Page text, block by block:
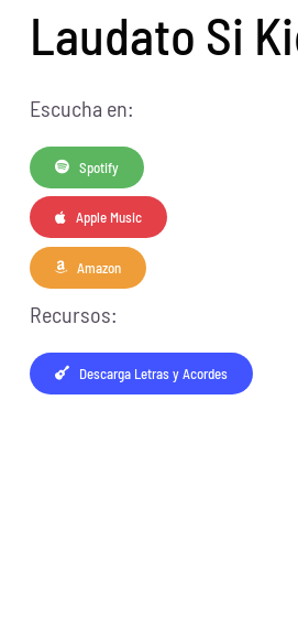
Laudato Si
Escucha en:
Spotify
Apple Music
Amazon
Recursos:
Descarga Letras y Acordes